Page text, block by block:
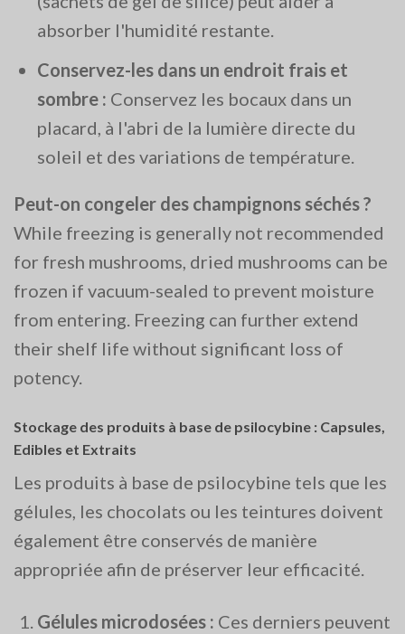
absorber l'humidité restante.
Conservez-les dans un endroit frais et
sombre : Conservez les bocaux dans un
placard, à l'abri de la lumière directe du
soleil et des variations de température.
Peut-on congeler des champignons séchés ?
While freezing is generally not recommended
for fresh mushrooms, dried mushrooms can be
frozen if vacuum-sealed to prevent moisture
from entering. Freezing can further extend
their shelf life without significant loss of
potency​.
Stockage des produits à base de psilocybine : Capsules,
Edibles et Extraits
Les produits à base de psilocybine tels que les
gélules, les chocolats ou les teintures doivent
également être conservés de manière
appropriée afin de préserver leur efficacité.
Gélules microdosées : Ces derniers peuvent